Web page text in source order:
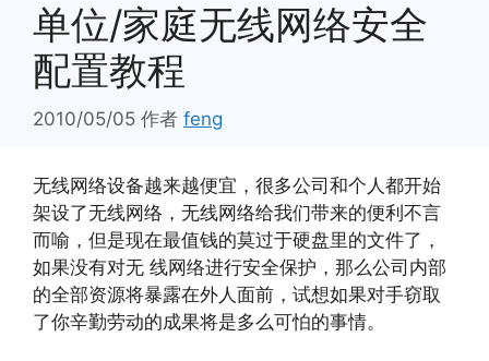
单位/家庭无线网络安全
配置教程
2010/05/05 作者 feng
无线网络设备越来越便宜，很多公司和个人都开始
架设了无线网络，无线网络给我们带来的便利不言
而喻，但是现在最值钱的莫过于硬盘里的文件了，
如果没有对无 线网络进行安全保护，那么公司内部
的全部资源将暴露在外人面前，试想如果对手窃取
了你辛勤劳动的成果将是多么可怕的事情。